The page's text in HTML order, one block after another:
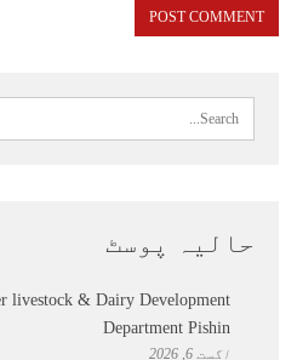
حالیہ پوسٹ
livestock & Dairy Development
Department Pishin
اگست 6, 2026